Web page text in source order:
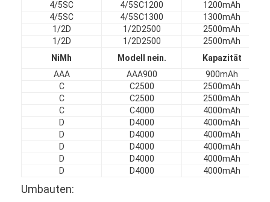
NiCd-Akkus
LCD-Ladegerät
NiCd-Akkus
Lithium Ion Akku-packs
aufladbare Taschenlae Batterie
Notbeleuchtungsbatterie
4/5SC
4/5SC1200
1200mAh
4/5SC
4/5SC1300
1300mAh
1/2D
1/2D2500
2500mAh
1/2D
1/2D2500
2500mAh
NiMh
Modell nein.
Kapazität
AAA
AAA900
900mAh
C
C2500
2500mAh
C
C2500
2500mAh
C
C4000
4000mAh
D
D4000
4000mAh
D
D4000
4000mAh
D
D4000
4000mAh
D
D4000
4000mAh
D
D4000 4000mAh
Umbauten: